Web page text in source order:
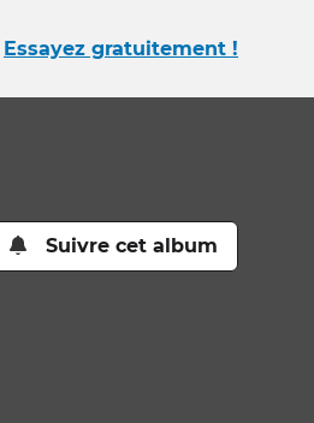
Essayez gratuitement !
Suivre cet album